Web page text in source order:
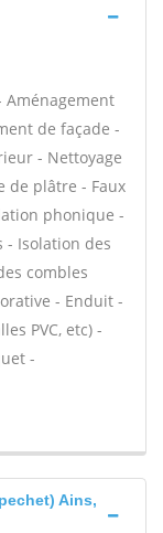
Aménagement
de façade -
- Nettoyage
de plâtre - Faux
phonique -
Isolation des
combles
- Enduit -
PVC, etc) -
-
Ains,